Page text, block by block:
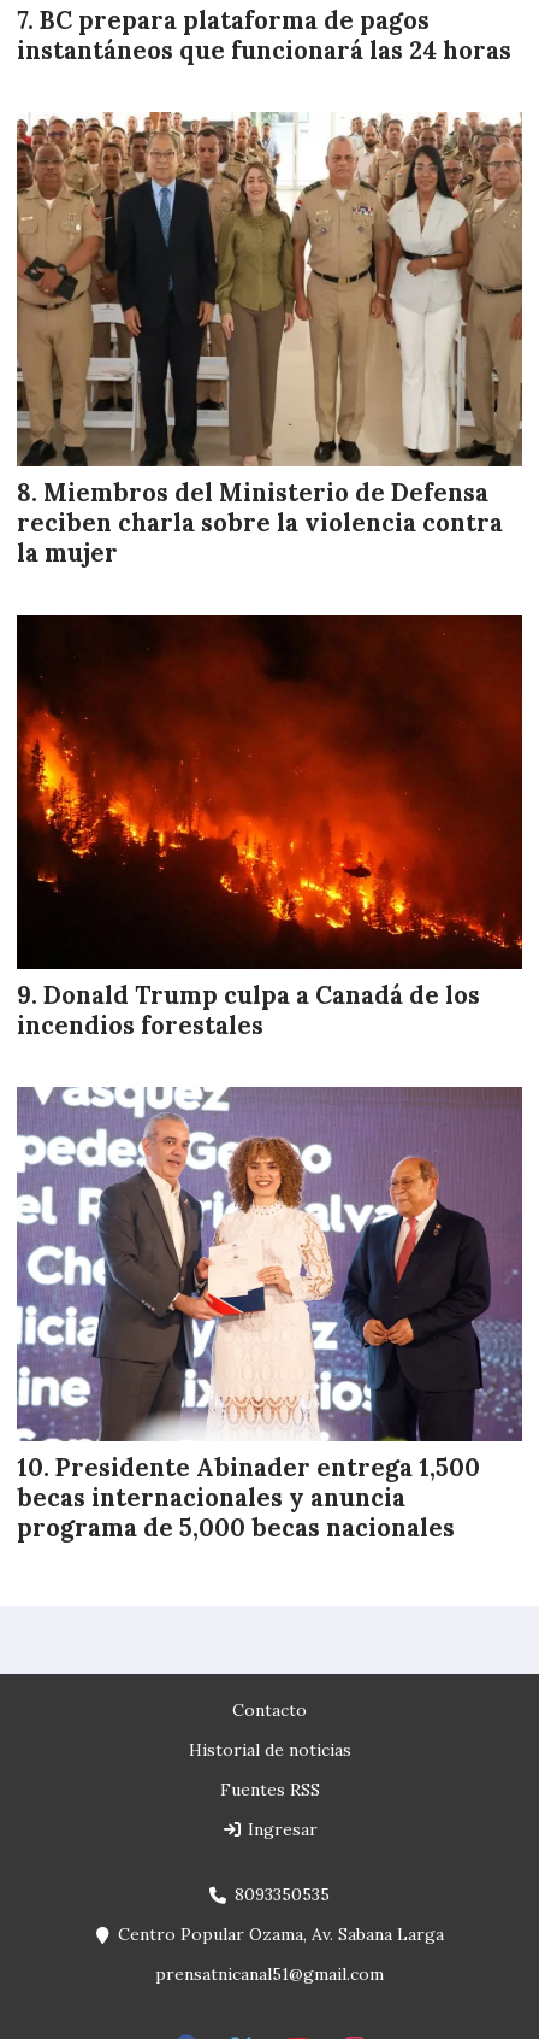
BC prepara plataforma de pagos
instantáneos que funcionará las 24 horas
Miembros del Ministerio de Defensa
reciben charla sobre la violencia contra
la mujer
Donald Trump culpa a Canadá de los
incendios forestales
Presidente Abinader entrega 1,500
becas internacionales y anuncia
programa de 5,000 becas nacionales
Contacto
Historial de noticias
Fuentes RSS
Ingresar
8093350535
Centro Popular Ozama, Av. Sabana Larga
prensatnicanal51@gmail.com